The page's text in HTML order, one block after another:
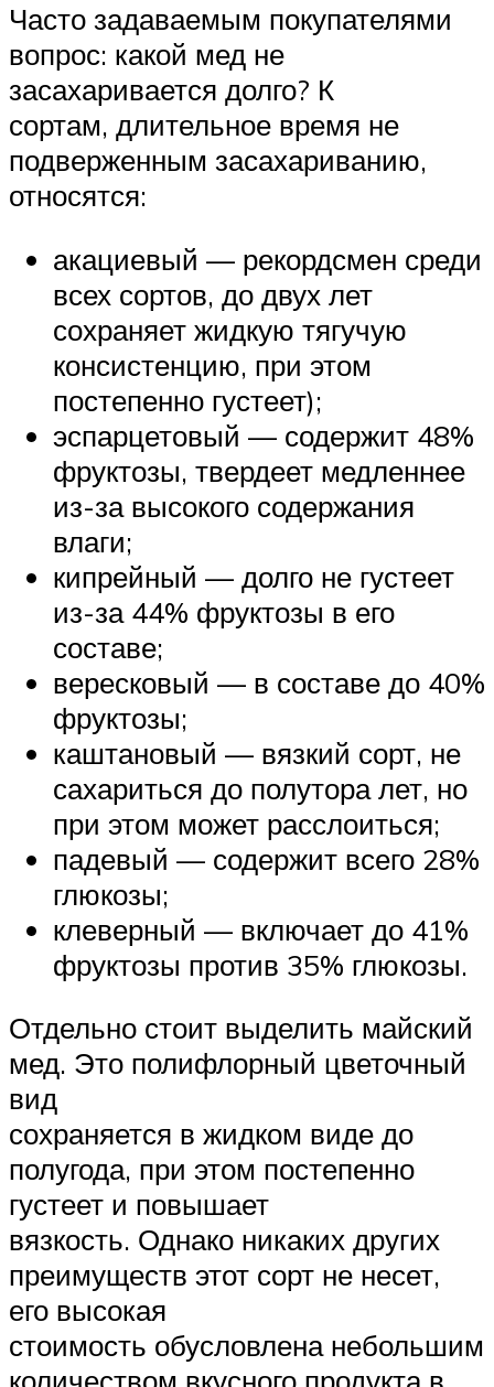
Часто задаваемым покупателями
вопрос: какой мед не
засахаривается долго? К
сортам, длительное время не
подверженным засахариванию,
относятся:
акациевый — рекордсмен среди
всех сортов, до двух лет
сохраняет жидкую тягучую
консистенцию, при этом
постепенно густеет);
эспарцетовый — содержит 48%
фруктозы, твердеет медленнее
из-за высокого содержания
влаги;
кипрейный — долго не густеет
из-за 44% фруктозы в его
составе;
вересковый — в составе до 40%
фруктозы;
каштановый — вязкий сорт, не
сахариться до полутора лет, но
при этом может расслоиться;
падевый — содержит всего 28%
глюкозы;
клеверный — включает до 41%
фруктозы против 35% глюкозы.
Отдельно стоит выделить майский
мед. Это полифлорный цветочный
вид
сохраняется в жидком виде до
полугода, при этом постепенно
густеет и повышает
вязкость. Однако никаких других
преимуществ этот сорт не несет,
его высокая
стоимость обусловлена небольшим